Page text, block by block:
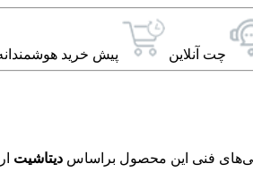
چت آنلاین پیش خرید
دیتاشیت